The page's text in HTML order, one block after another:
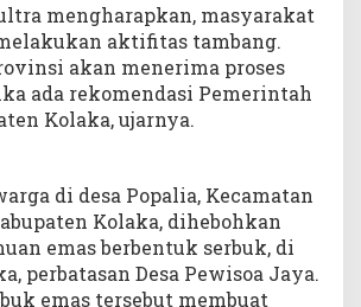
mengharapkan, masyarakat
aktifitas tambang.
akan menerima proses
ada rekomendasi Pemerintah
Kolaka, ujarnya.
di desa Popalia, Kecamatan
Kolaka, dihebohkan
emas berbentuk serbuk, di
perbatasan Desa Pewisoa Jaya.
emas tersebut membuat